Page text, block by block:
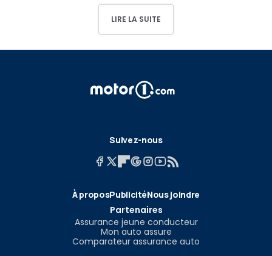
LIRE LA SUITE
Suivez-nous
À proposPublicitéNous joindre
Partenaires
Assurance jeune conducteur
Mon auto assure
Comparateur assurance auto